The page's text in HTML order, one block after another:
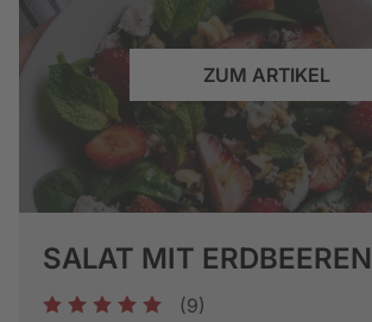
ZUM ARTIKEL
SALAT MIT ERDBEEREN
1 2 3 4 5 (9)